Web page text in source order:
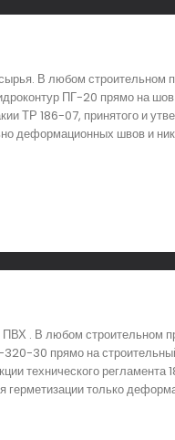
В любом строительном
ПГ-20 прямо на шов
ТР 186-07, принятого и
деформационных швов и
. В любом строительном
30 прямо на
технического регламента
только